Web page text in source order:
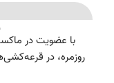
با عضویت در
روزمره، در